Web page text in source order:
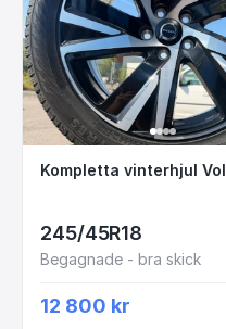
Kompletta
245/45R18
Begagnade - bra skick
12 800 kr